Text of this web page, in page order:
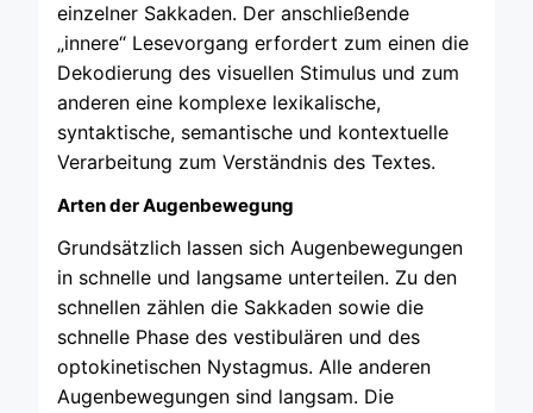
einzelner Sakkaden. Der anschließende
„innere“ Lesevorgang erfordert zum einen die
Dekodierung des visuellen Stimulus und zum
anderen eine komplexe lexikalische,
syntaktische, semantische und kontextuelle
Verarbeitung zum Verständnis des Textes.
Arten der Augenbewegung
Grundsätzlich lassen sich Augenbewegungen
in schnelle und langsame unterteilen. Zu den
schnellen zählen die Sakkaden sowie die
schnelle Phase des vestibulären und des
optokinetischen Nystagmus. Alle anderen
Augenbewegungen sind langsam. Die